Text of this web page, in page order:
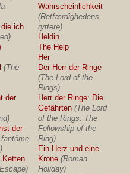
die ich
(The
der
der
fantôme
Ketten
Wahrscheinlichkeit
(Retfærdighedens
ryttere)
Heldin
The Help
Her
Der Herr der Ringe
(The Lord of the
Rings)
Herr der Ringe: Die
Gefährten (The Lord
of the Rings: The
Fellowship of the
Ring)
Ein Herz und eine
Krone (Roman
Holiday)